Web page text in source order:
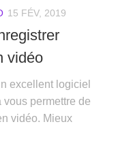
15 FÉV, 2019
vidéo
excellent logiciel
permettre de
vidéo. Mieux